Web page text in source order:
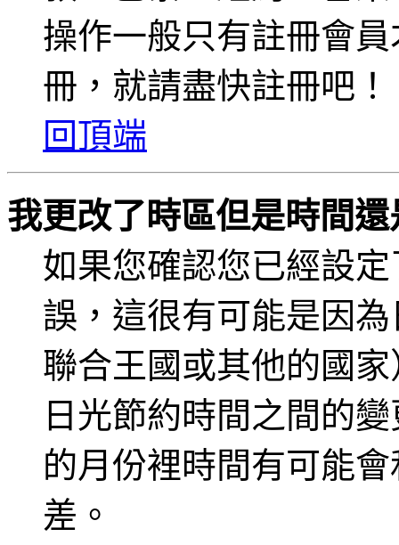
操作一般只有註冊會
冊，就請盡快註冊吧！
回頂端
我更改了時區但是時間
如果您確認您已經設
誤，這很有可能是因
聯合王國或其他的國
日光節約時間之間的
的月份裡時間有可能
差。